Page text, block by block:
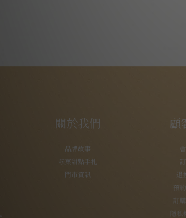
關於我們
品牌故事
耘菓甜點手札
門市資訊
顧
退
預
訂
隱私